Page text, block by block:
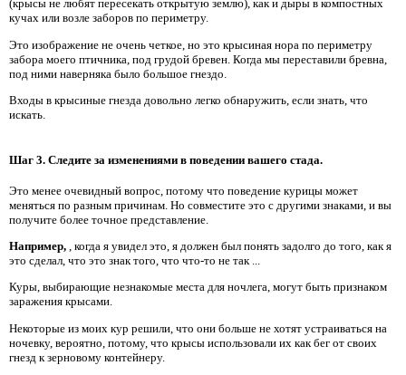
(крысы не любят пересекать открытую землю), как и дыры в компостных
кучах или возле заборов по периметру.
Это изображение не очень четкое, но это крысиная нора по периметру
забора моего птичника, под грудой бревен. Когда мы переставили бревна,
под ними наверняка было большое гнездо.
Входы в крысиные гнезда довольно легко обнаружить, если знать, что
искать.
Шаг 3. Следите за изменениями в поведении вашего стада.
Это менее очевидный вопрос, потому что поведение курицы может
меняться по разным причинам. Но совместите это с другими знаками, и вы
получите более точное представление.
Например, , когда я увидел это, я должен был понять задолго до того, как я
это сделал, что это знак того, что что-то не так ...
Куры, выбирающие незнакомые места для ночлега, могут быть признаком
заражения крысами.
Некоторые из моих кур решили, что они больше не хотят устраиваться на
ночевку, вероятно, потому, что крысы использовали их как бег от своих
гнезд к зерновому контейнеру.